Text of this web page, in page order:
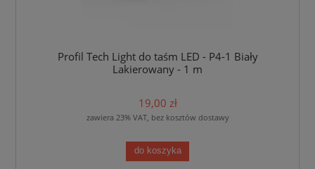
Profil Tech Light do taśm LED - P4-1 Biały
Lakierowany - 1 m
19,00 zł
zawiera 23% VAT, bez kosztów dostawy
do koszyka